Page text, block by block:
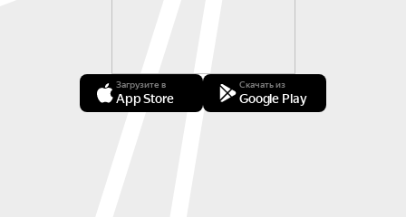
Загрузите в
App Store
Скачать из
Google Play